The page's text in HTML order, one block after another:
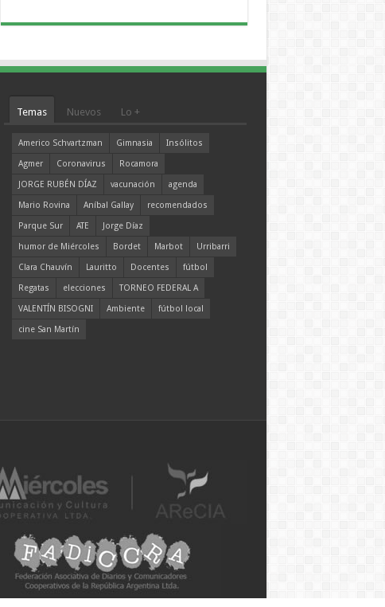
Temas Nuevos Lo +
Americo Schvartzman Gimnasia
Insólitos
Agmer
Coronavirus
Rocamora
JORGE RUBÉN DÍAZ
vacunación
agenda
Mario Rovina
Aníbal Gallay
recomendados
Parque Sur
ATE
Jorge Díaz
humor de Miércoles
Bordet Marbot
Urribarri
Clara Chauvín
Lauritto Docentes
fútbol
Regatas
elecciones
TORNEO FEDERAL A
VALENTÍN BISOGNI
Ambiente
fútbol local
cine San Martín